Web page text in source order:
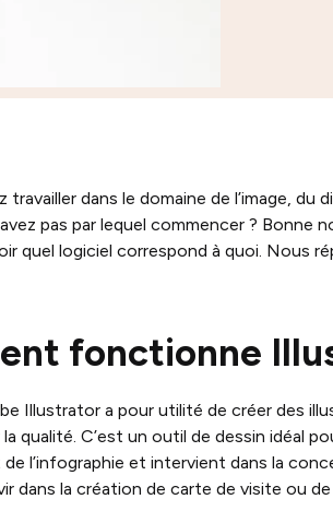
travailler dans le domaine de l’image, du
pas par lequel commencer ?
quel logiciel correspond à quoi. Nous
fonctionne
Illustrator a pour utilité de créer des
qualité. C’est un outil de dessin idéal
l’infographie et intervient dans la
dans la création de carte de visite ou